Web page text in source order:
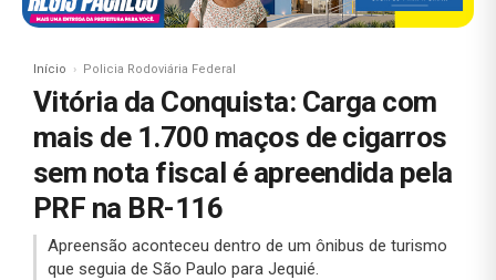
Início Policia Rodoviária Federal
Vitória da Conquista: Carga com
mais de 1.700 maços de cigarros
sem nota fiscal é apreendida pela
PRF na BR-116
Apreensão aconteceu dentro de um ônibus de turismo
que seguia de São Paulo para Jequié.